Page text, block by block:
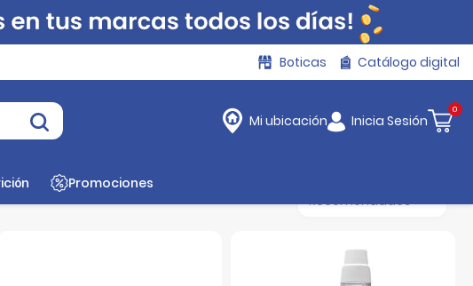
Boticas Catálogo digital
Mi ubicación Inicia Sesión
0
Promociones